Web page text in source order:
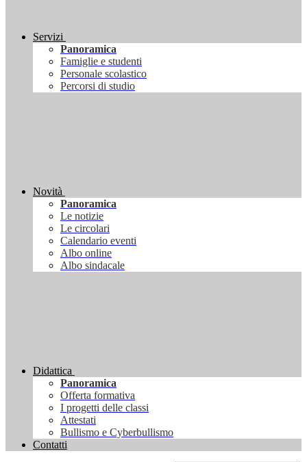
Servizi
Panoramica
Famiglie e studenti
Personale scolastico
Percorsi di studio
Novità
Panoramica
Le notizie
Le circolari
Calendario eventi
Albo online
Albo sindacale
Didattica
Panoramica
Offerta formativa
I progetti delle classi
Attestati
Bullismo e Cyberbullismo
Contatti